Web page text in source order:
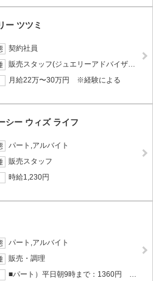
ー ツツミ
契約社員
販売スタッフ(ジュエリーアドバイザー)
月給22万〜30万円 ※経験による
シー ウィズ ライフ
パート,アルバイト
販売スタッフ
時給1,230円
パート,アルバイト
販売・調理
■パート）平日朝9時まで：1360円 平日朝9時から17時まで：1260円 平日＆土日祝17時以降：1310円 土日祝朝9時まで：1410円 土日祝朝9時以降：1310円 ■大学生・高校生）一律：1230円